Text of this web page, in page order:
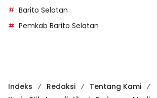
Barito Selatan
Pemkab Barito Selatan
Indeks Redaksi
Tentang Kami